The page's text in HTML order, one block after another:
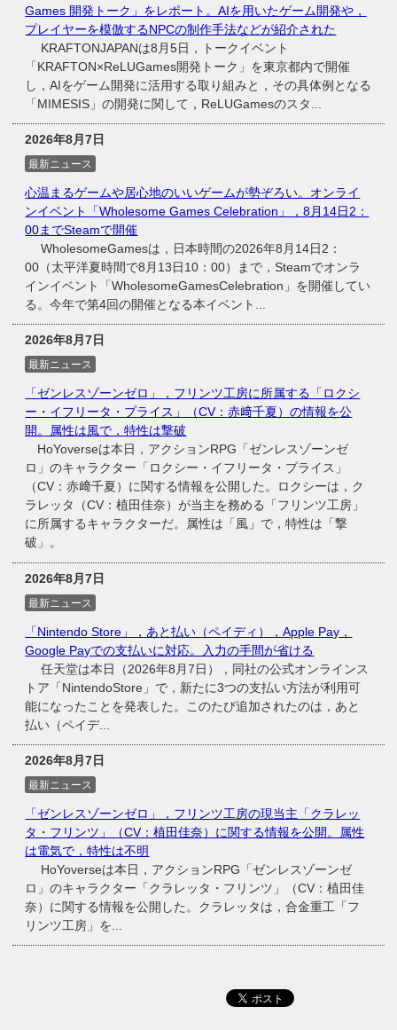
Games 開発トーク」をレポート。AIを用いたゲーム開発や，
プレイヤーを模倣するNPCの制作手法などが紹介された
KRAFTONJAPANは8月5日，トークイベント
「KRAFTON×ReLUGames開発トーク」を東京都内で開催
し，AIをゲーム開発に活用する取り組みと，その具体例となる
「MIMESIS」の開発に関して，ReLUGamesのスタ...
2026年8月7日
最新ニュース
心温まるゲームや居心地のいいゲームが勢ぞろい。オンライ
ンイベント「Wholesome Games Celebration」，8月14日2：
00までSteamで開催
WholesomeGamesは，日本時間の2026年8月14日2：
00（太平洋夏時間で8月13日10：00）まで，Steamでオンラ
インイベント「WholesomeGamesCelebration」を開催してい
る。今年で第4回の開催となる本イベント...
2026年8月7日
最新ニュース
「ゼンレスゾーンゼロ」，フリンツ工房に所属する「ロクシ
ー・イフリータ・プライス」（CV：赤﨑千夏）の情報を公
開。属性は風で，特性は撃破
HoYoverseは本日，アクションRPG「ゼンレスゾーンゼ
ロ」のキャラクター「ロクシー・イフリータ・プライス」
（CV：赤﨑千夏）に関する情報を公開した。ロクシーは，ク
ラレッタ（CV：植田佳奈）が当主を務める「フリンツ工房」
に所属するキャラクターだ。属性は「風」で，特性は「撃
破」。
2026年8月7日
最新ニュース
「Nintendo Store」，あと払い（ペイディ），Apple Pay，
Google Payでの支払いに対応。入力の手間が省ける
任天堂は本日（2026年8月7日），同社の公式オンラインス
トア「NintendoStore」で，新たに3つの支払い方法が利用可
能になったことを発表した。このたび追加されたのは，あと
払い（ペイデ...
2026年8月7日
最新ニュース
「ゼンレスゾーンゼロ」，フリンツ工房の現当主「クラレッ
タ・フリンツ」（CV：植田佳奈）に関する情報を公開。属性
は電気で，特性は不明
HoYoverseは本日，アクションRPG「ゼンレスゾーンゼ
ロ」のキャラクター「クラレッタ・フリンツ」（CV：植田佳
奈）に関する情報を公開した。クラレッタは，合金重工「フ
リンツ工房」を...